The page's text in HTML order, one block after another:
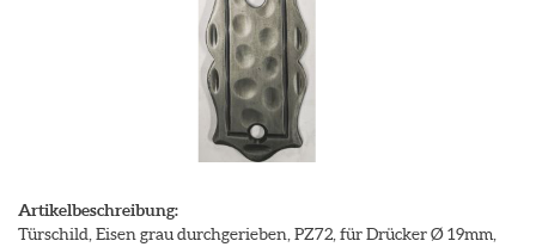
Artikelbeschreibung:
Türschild, Eisen grau durchgerieben, PZ72, für Drücker Ø 19mm,